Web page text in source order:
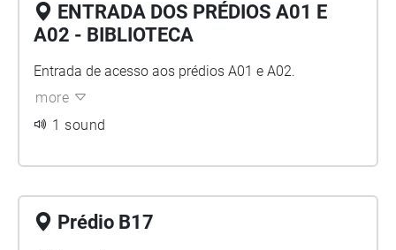
ENTRADA DOS PRÉDIOS A01 E
A02 - BIBLIOTECA
Entrada de acesso aos prédios A01 e A02.
more
1 sound
Prédio B17